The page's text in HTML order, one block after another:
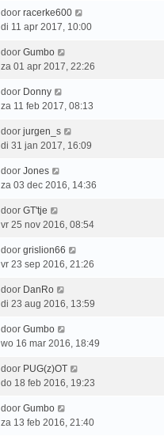
c
h
e
c
h
e
b
e
c
h
t
s
e
b
e
c
h
L
a
t
s
e
b
e
c
h
door racerke600
di 11 apr 2017, 10:00
L
a
t
s
e
b
e
c
h
door Gumbo
za 01 apr 2017, 22:26
L
a
t
s
e
b
e
c
h
door Donny
za 11 feb 2017, 08:13
L
a
t
s
e
b
e
c
h
door jurgen_s
di 31 jan 2017, 16:09
L
a
t
s
e
b
e
c
h
door Jones
za 03 dec 2016, 14:36
L
a
t
s
e
b
e
c
h
door GT'tje
vr 25 nov 2016, 08:54
L
a
t
s
e
b
e
c
h
door grislion66
vr 23 sep 2016, 21:26
L
a
t
s
e
b
e
door DanRo
di 23 aug 2016, 13:59
L
a
t
s
e
b
door Gumbo
wo 16 mar 2016, 18:49
L
a
t
s
door PUG(z)OT
do 18 feb 2016, 19:23
L
a
door Gumbo
za 13 feb 2016, 21:40